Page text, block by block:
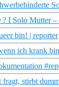
I Solo Mutter
bin! | reporter
ich krank
stirbt